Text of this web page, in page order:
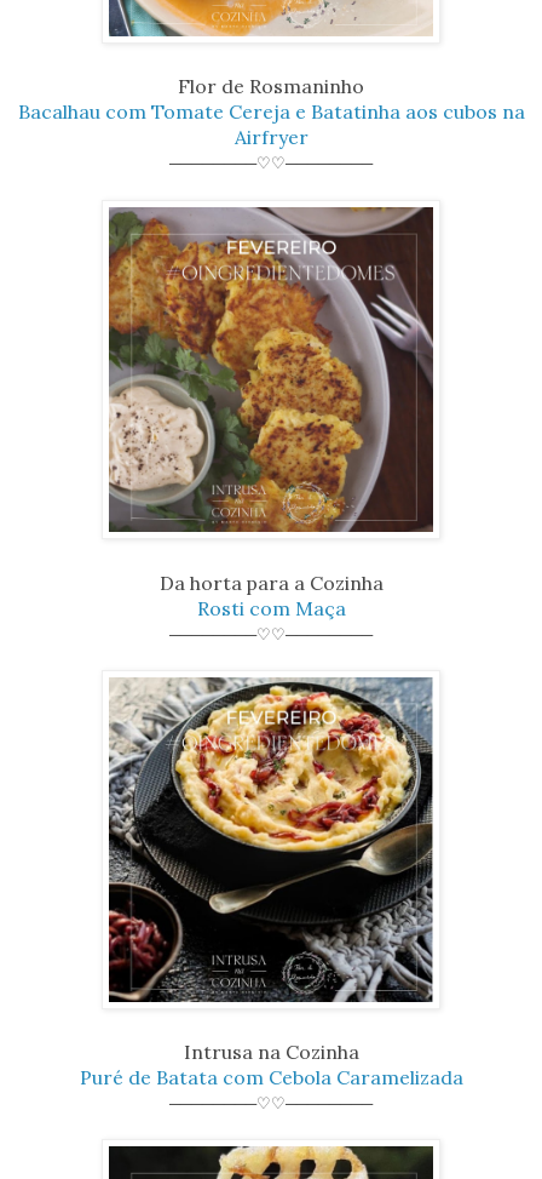
Flor de Rosmaninho
Bacalhau com Tomate Cereja e Batatinha aos cubos na
Airfryer
────────♡♡────────
Da hortapara a Cozinha
Rosti com Maça
────────♡♡────────
Intrusa na Cozinha
Puré de Batata com Cebola Caramelizada
────────♡♡────────